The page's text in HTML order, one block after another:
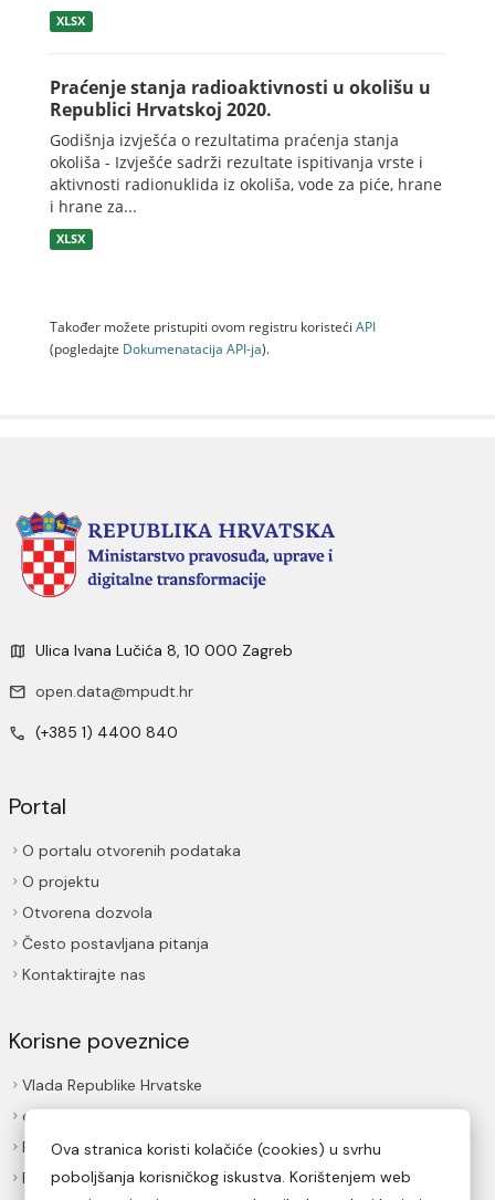
XLSX
Praćenje stanja radioaktivnosti u okolišu u
Republici Hrvatskoj 2020.
Godišnja izvješća o rezultatima praćenja stanja
okoliša - Izvješće sadrži rezultate ispitivanja vrste i
aktivnosti radionuklida iz okoliša, vode za piće, hrane
i hrane za...
XLSX
Također možete pristupiti ovom registru koristeći API
(pogledajte Dokumenаtаcijа API-jа).